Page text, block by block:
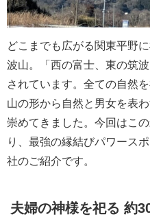
どこまでも広がる関東平野
波山。「西の富士、東の筑
されています。全ての自然
山の形から自然と男女を表
崇めてきました。今回はこ
り、最強の縁結びパワース
社のご紹介です。
夫婦の神様を祀る 約